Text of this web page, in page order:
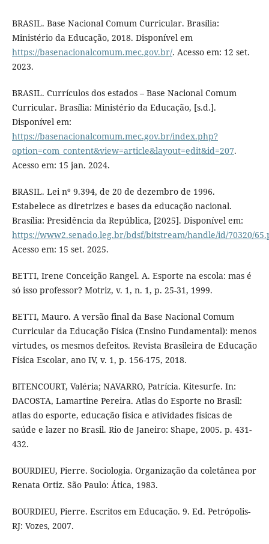
BRASIL. Base Nacional Comum Curricular. Brasília:
Ministério da Educação, 2018. Disponível em
https://basenacionalcomum.mec.gov.br/. Acesso em: 12 set.
2023.
BRASIL. Currículos dos estados – Base Nacional Comum
Curricular. Brasília: Ministério da Educação, [s.d.].
Disponível em:
https://basenacionalcomum.mec.gov.br/index.php?
option=com_content&view=article&layout=edit&id=207.
Acesso em: 15 jan. 2024.
BRASIL. Lei nº 9.394, de 20 de dezembro de 1996.
Estabelece as diretrizes e bases da educação nacional.
Brasília: Presidência da República, [2025]. Disponível em:
https://www2.senado.leg.br/bdsf/bitstream/handle/id/70320/
Acesso em: 15 set. 2025.
BETTI, Irene Conceição Rangel. A. Esporte na escola: mas é
só isso professor? Motriz, v. 1, n. 1, p. 25-31, 1999.
BETTI, Mauro. A versão final da Base Nacional Comum
Curricular da Educação Física (Ensino Fundamental): menos
virtudes, os mesmos defeitos. Revista Brasileira de Educação
Física Escolar, ano IV, v. 1, p. 156-175, 2018.
BITENCOURT, Valéria; NAVARRO, Patrícia. Kitesurfe. In:
DACOSTA, Lamartine Pereira. Atlas do Esporte no Brasil:
atlas do esporte, educação física e atividades físicas de
saúde e lazer no Brasil. Rio de Janeiro: Shape, 2005. p. 431-
432.
BOURDIEU, Pierre. Sociologia. Organização da coletânea por
Renata Ortiz. São Paulo: Ática, 1983.
BOURDIEU, Pierre. Escritos em Educação. 9. Ed. Petrópolis-
RJ: Vozes, 2007.